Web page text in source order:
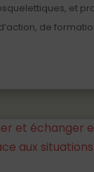
et
de